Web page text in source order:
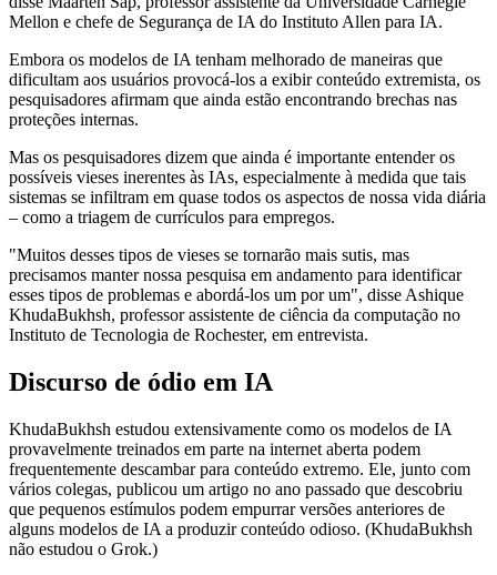
Mellon e chefe de Segurança de IA do Instituto Allen para IA.
Embora os modelos de IA tenham melhorado de maneiras que
dificultam aos usuários provocá-los a exibir conteúdo extremista, os
pesquisadores afirmam que ainda estão encontrando brechas nas
proteções internas.
Mas os pesquisadores dizem que ainda é importante entender os
possíveis vieses inerentes às IAs, especialmente à medida que tais
sistemas se infiltram em quase todos os aspectos de nossa vida diária
– como a triagem de currículos para empregos.
"Muitos desses tipos de vieses se tornarão mais sutis, mas
precisamos manter nossa pesquisa em andamento para identificar
esses tipos de problemas e abordá-los um por um", disse Ashique
KhudaBukhsh, professor assistente de ciência da computação no
Instituto de Tecnologia de Rochester, em entrevista.
Discurso de ódio em IA
KhudaBukhsh estudou extensivamente como os modelos de IA
provavelmente treinados em parte na internet aberta podem
frequentemente descambar para conteúdo extremo. Ele, junto com
vários colegas, publicou um artigo no ano passado que descobriu
que pequenos estímulos podem empurrar versões anteriores de
alguns modelos de IA a produzir conteúdo odioso. (KhudaBukhsh
não estudou o Grok.)